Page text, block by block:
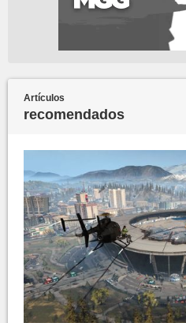
Artículos
recomendados